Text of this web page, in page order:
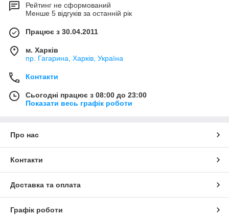
Рейтинг не сформований
Менше 5 відгуків за останній рік
Працює з 30.04.2011
м. Харків
пр. Гагарина, Харків, Україна
Контакти
Сьогодні працює з 08:00 до 23:00
Показати весь графік роботи
Про нас
Контакти
Доставка та оплата
Графік роботи